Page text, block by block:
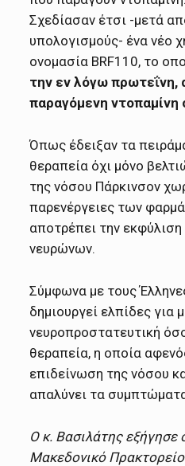
Σχεδίασαν έτσι -μετά
υπολογισμούς- ένα νέο
ονομασία BRF110, το
την εν λόγω πρωτεΐνη,
παραγόμενη
Όπως έδειξαν τα
θεραπεία όχι μόνο
της νόσου Πάρκινσον
παρενέργειες των
αποτρέπει την
νευρώνων.
Σύμφωνα με τους
δημιουργεί ελπίδες για
νευροπροστατευτική
θεραπεία, η οποία
επιδείνωση της νόσου
απαλύνει τα
Ο κ. Βασιλάτης εξήγησε
Μακεδονικό